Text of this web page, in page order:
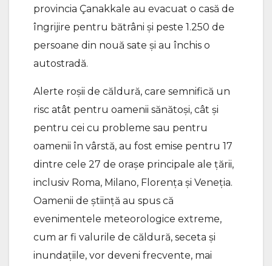
provincia Çanakkale au evacuat o casă de
îngrijire pentru bătrâni și peste 1.250 de
persoane din nouă sate și au închis o
autostradă.
Alerte roșii de căldură, care semnifică un
risc atât pentru oamenii sănătoși, cât și
pentru cei cu probleme sau pentru
oamenii în vârstă, au fost emise pentru 17
dintre cele 27 de orașe principale ale țării,
inclusiv Roma, Milano, Florența și Veneția.
Oamenii de știință au spus că
evenimentele meteorologice extreme,
cum ar fi valurile de căldură, seceta și
inundațiile, vor deveni frecvente, mai